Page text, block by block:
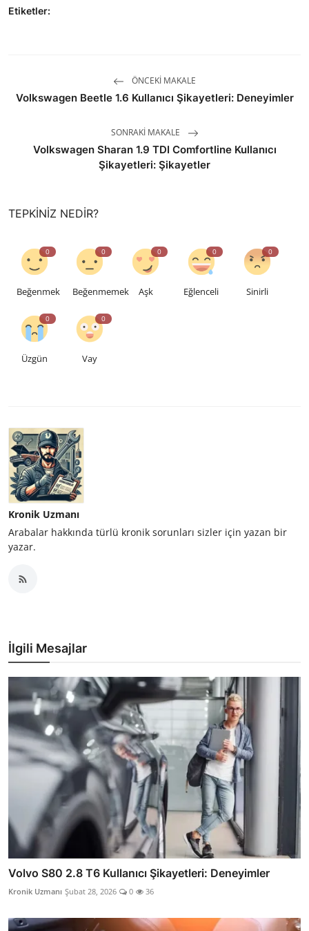
Etiketler:
ÖNCEKI MAKALE
Volkswagen Beetle 1.6 Kullanıcı Şikayetleri: Deneyimler
SONRAKI MAKALE
Volkswagen Sharan 1.9 TDI Comfortline Kullanıcı
Şikayetleri: Şikayetler
TEPKINIZ NEDIR?
0
Beğenmek
0
Beğenmemek
0
Aşk
0
Eğlenceli
0
Sinirli
0
Üzgün
0
Vay
Kronik Uzmanı
Arabalar hakkında türlü kronik sorunları sizler için yazan bir
yazar.
İlgili Mesajlar
Volvo S80 2.8 T6 Kullanıcı Şikayetleri: Deneyimler
Kronik Uzmanı Şubat 28, 2026 0 36